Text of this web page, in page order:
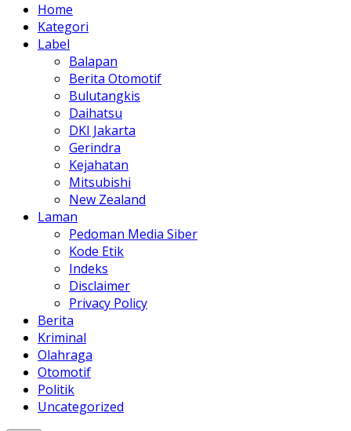
Home
Kategori
Label
Balapan
Berita Otomotif
Bulutangkis
Daihatsu
DKI Jakarta
Gerindra
Kejahatan
Mitsubishi
New Zealand
Laman
Pedoman Media Siber
Kode Etik
Indeks
Disclaimer
Privacy Policy
Berita
Kriminal
Olahraga
Otomotif
Politik
Uncategorized